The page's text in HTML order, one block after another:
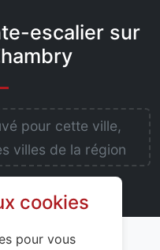
escalier sur
pour cette ville,
villes de la région
Aisne (02)
cookies
pour vous